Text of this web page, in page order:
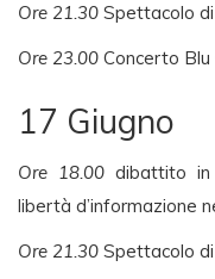
Ore 21.30 Spettacolo
Ore 23.00 Concerto
17 Giugno
Ore 18.00 dibattito in
libertà d’informazione
Ore 21.30 Spettacolo